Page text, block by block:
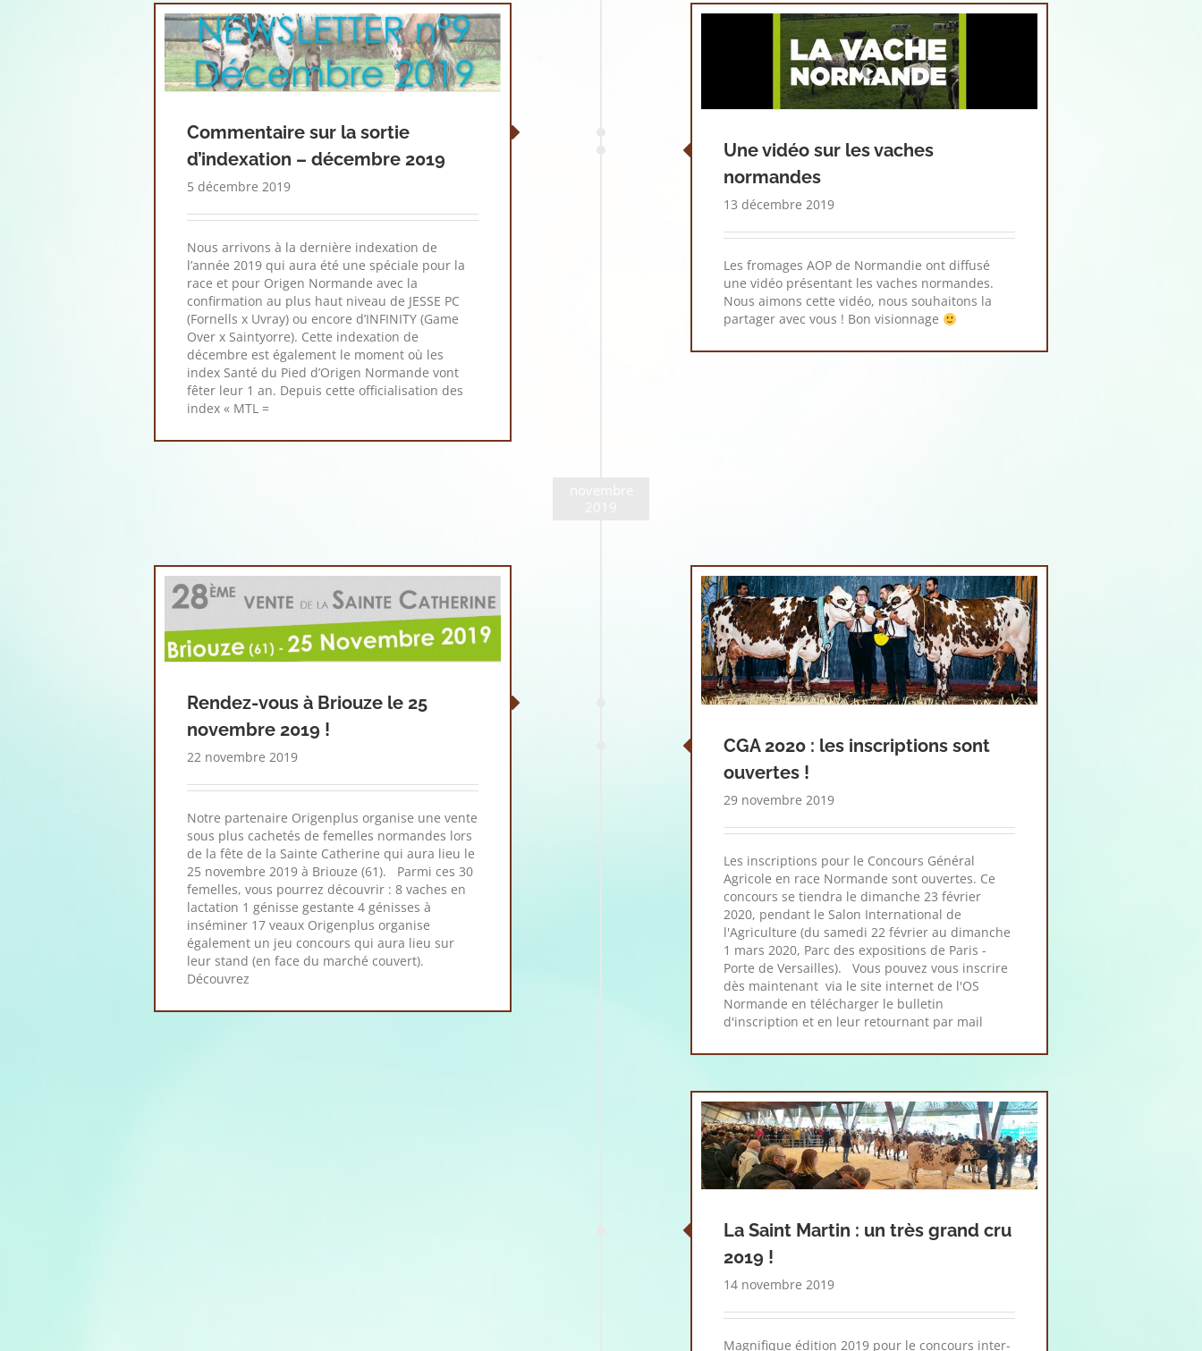
Une vidéo sur les vaches
normandes
13 décembre 2019
Les fromages AOP de Normandie ont diffusé
une vidéo présentant les vaches normandes.
Nous aimons cette vidéo, nous souhaitons la
partager avec vous ! Bon visionnage
Commentaire sur la sortie
d’indexation – décembre 2019
5 décembre 2019
Nous arrivons à la dernière indexation de
l’année 2019 qui aura été une spéciale pour la
race et pour Origen Normande avec la
confirmation au plus haut niveau de JESSE PC
(Fornells x Uvray) ou encore d’INFINITY (Game
Over x Saintyorre). Cette indexation de
décembre est également le moment où les
index Santé du Pied d’Origen Normande vont
fêter leur 1 an. Depuis cette officialisation des
index « MTL =
CGA 2020 : les inscriptions sont
ouvertes !
29 novembre 2019
Les inscriptions pour le Concours Général
Agricole en race Normande sont ouvertes. Ce
concours se tiendra le dimanche 23 février
2020, pendant le Salon International de
l'Agriculture (du samedi 22 février au dimanche
1 mars 2020, Parc des expositions de Paris -
Porte de Versailles). Vous pouvez vous inscrire
dès maintenant via le site internet de l'OS
Normande en télécharger le bulletin
d'inscription et en leur retournant par mail
Rendez-vous à Briouze le 25
novembre 2019 !
22 novembre 2019
Notre partenaire Origenplus organise une vente
sous plus cachetés de femelles normandes lors
de la fête de la Sainte Catherine qui aura lieu le
25 novembre 2019 à Briouze (61). Parmi ces 30
femelles, vous pourrez découvrir : 8 vaches en
lactation 1 génisse gestante 4 génisses à
inséminer 17 veaux Origenplus organise
également un jeu concours qui aura lieu sur
leur stand (en face du marché couvert).
Découvrez
La Saint Martin : un très grand cru
2019 !
14 novembre 2019
Magnifique édition 2019 pour le concours inter-